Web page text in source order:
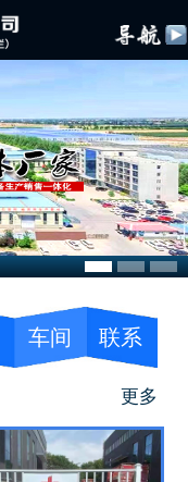
车间 联系
更多